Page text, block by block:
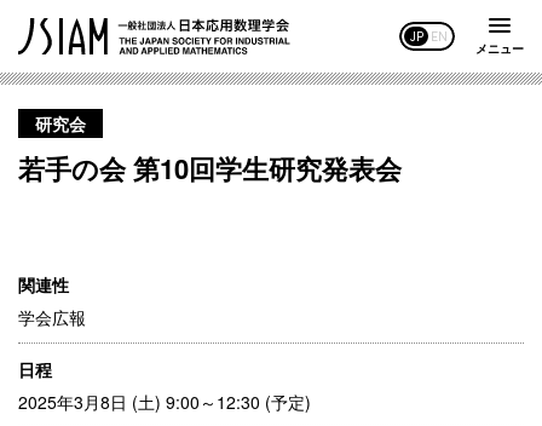
JP EN
メニュー
研究会
若手の会 第10回学生研究発表会
関連性
学会広報
日程
2025年3月8日 (土) 9:00～12:30 (予定)